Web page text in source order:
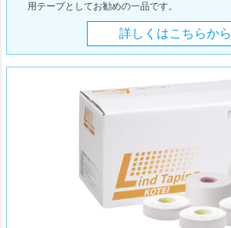
用テープとしてお勧めの一品です。
詳しくはこちらから